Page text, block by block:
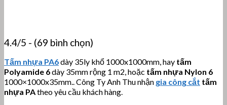
4.4/5 - (69 bình chọn)
Tấm nhựa PA6dày 35ly khổ 1000x1000mm, hay tấm
Polyamide 6dày 35mm rộng 1 m2, hoặc tấm nhựa Nylon 6
1000×1000x35mm.. Công Ty Anh Thu nhận gia công cắt tấm
nhựa PAtheo yêu cầu khách hàng.